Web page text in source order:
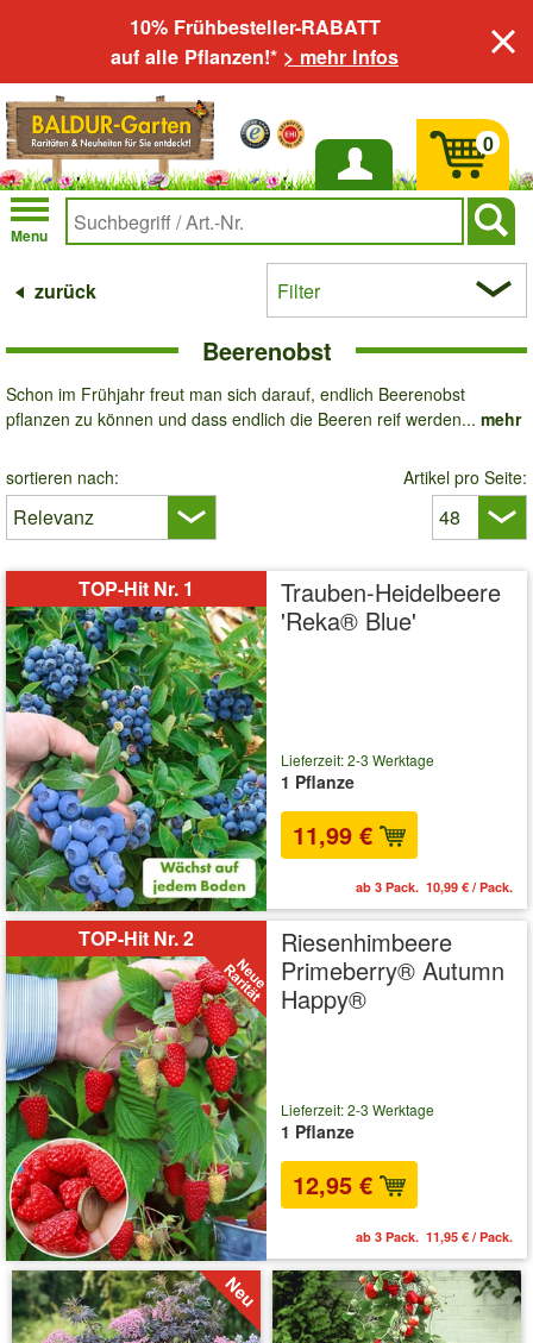
10% Frühbesteller-RABATT
auf alle Pflanzen!* > mehr Infos
Anmelden
Menu
0
zurück Filter
Beerenobst
Schon im Frühjahr freut man sich darauf, endlich Beerenobst
pflanzen zu können und dass endlich die Beeren reif werden... mehr
sortieren nach: Artikel pro Seite:
TOP-Hit Nr. 1
Trauben-Heidelbeere
'Reka® Blue'
Lieferzeit: 2-3 Werktage
1 Pflanze
11,99 €
ab 3 Pack. 10,99 € / Pack.
TOP-Hit Nr. 2
Riesenhimbeere
Primeberry® Autumn
Happy®
Lieferzeit: 2-3 Werktage
1 Pflanze
12,95 €
ab 3 Pack. 11,95 € / Pack.